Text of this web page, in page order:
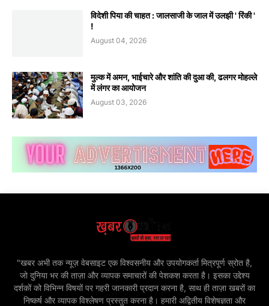
विदेशी पिया की चाहत : जालसाजी के जाल में उलझी ' रिंकी '
!
August 04, 2026
मुल्क में अमन, भाईचारे और शांति की दुआ की, ढलगर मोहल्ले
में लंगर का आयोजन
August 03, 2026
"खबर अभी तक न्यूज़ वेबसाइट एक विश्वसनीय और उपयोगकर्ता मित्रपूर्ण स्रोत है,
जो दुनिया भर की ताज़ा और व्यापक समाचारों की पेशकश करता है। इसका उद्देश्य
दर्शकों को विभिन्न विषयों पर गहरी जानकारी प्रदान करना है, साथ ही ताज़ा खबरों का
निष्कर्ष और व्यापक विश्लेषण प्रस्तुत करना है। हमारी अद्वितीय विशेषज्ञता और